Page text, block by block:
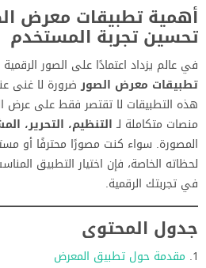
أهمية تطبيقات معرض
تحسين تجربة المستخدم
في عالم يزداد اعتمادًا على الصور
تطبيقات معرض الصورضرورة لا غنى
هذه التطبيقات لا تقتصر فقط على عرض
منصات متكاملة لـالتنظيم، التحرير،
المصورة. سواء كنت مصورًا محترفًا أو
لحظاته الخاصة، فإن اختيار التطبيق
في تجربتك الرقمية.
جدول المحتوى
مقدمة حول تطبيق المعرض